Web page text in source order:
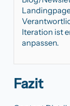
Iteration ist
anpassen.
Fazit